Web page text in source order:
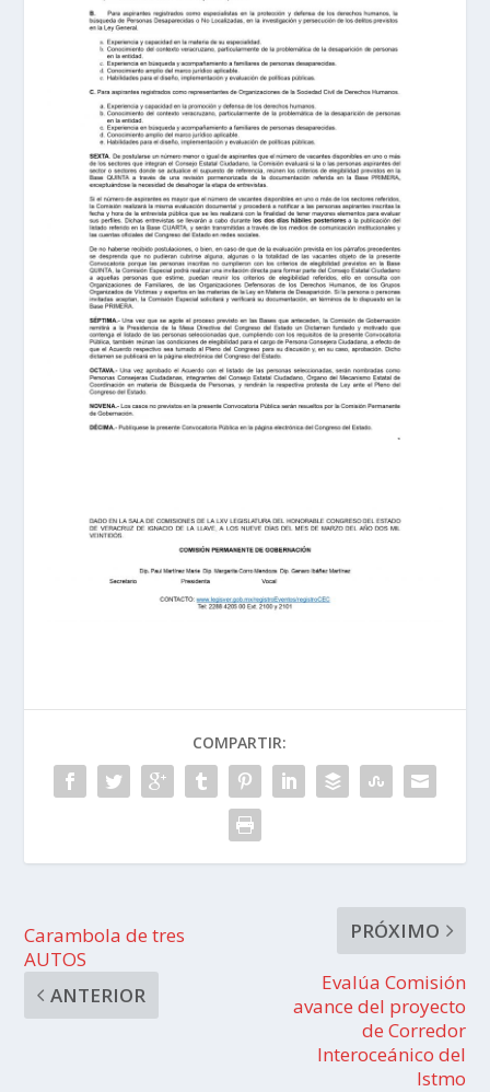
COMPARTIR:
Carambola de tres
AUTOS
ANTERIOR
PRÓXIMO
Evalúa Comisión
avance del proyecto
de Corredor
Interoceánico del
Istmo